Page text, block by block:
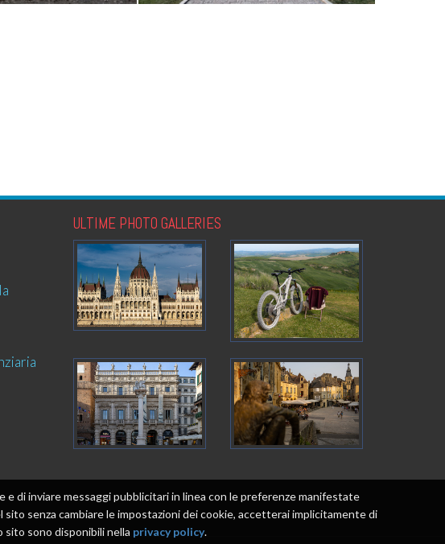
ULTIME PHOTO GALLERIES
di inviare messaggi pubblicitari in linea con le preferenze manifestate
senza cambiare le impostazioni dei cookie, accetterai implicitamente di
sito sono disponibili nella privacy policy.